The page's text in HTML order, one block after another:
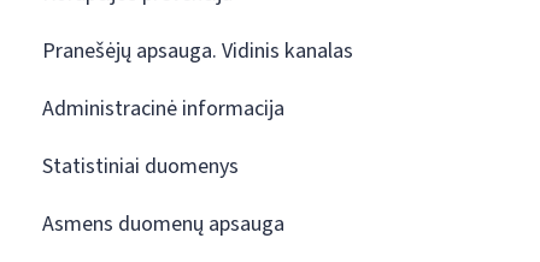
Pranešėjų apsauga. Vidinis kanalas
Administracinė informacija
Statistiniai duomenys
Asmens duomenų apsauga